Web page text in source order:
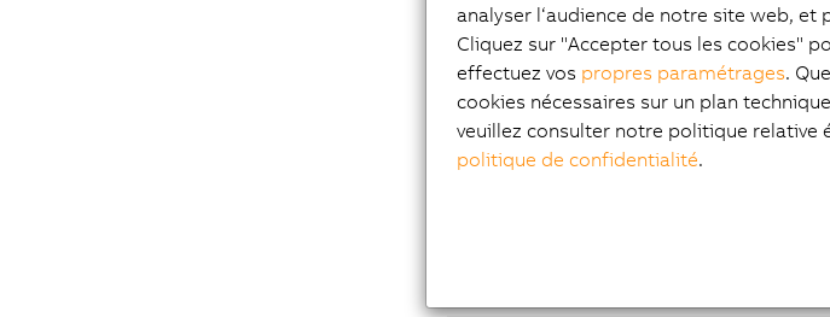
Data sheet 8FLI31.2424.00I-2
Data sheet 8FLI31.1248.00I-2
analyser l‘audience de notre site web, et
Cliquez sur "Accepter tous les cookies"
effectuez vos propres paramétrages.
cookies nécessaires sur un plan
veuillez consulter notre politique relative
politique de confidentialité.